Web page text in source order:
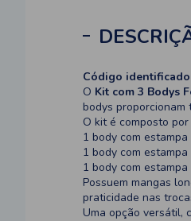
Código
O Kit com 3 Bodys
bodys
O kit é composto
1 body com
1 body com
1 body com
Possuem mangas
praticidade nas
Uma opção versátil,